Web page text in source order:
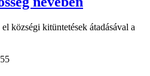
községi kitüntetések átadásával a